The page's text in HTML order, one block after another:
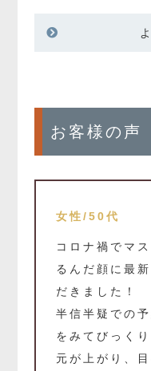
お客様の声
女性/50代
コロナ禍でマ
るんだ顔に最
だきました！
半信半疑での
をみてびっく
元が上がり、